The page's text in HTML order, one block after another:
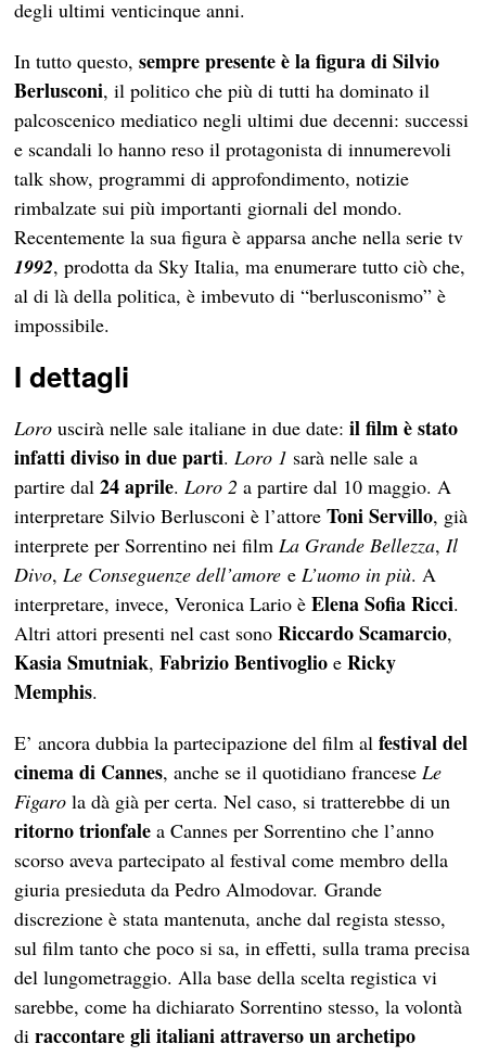
degli ultimi venticinque anni.
In tutto questo,sempre presente è la figura di Silvio
Berlusconi, il politico che più di tutti ha dominato il
palcoscenico mediatico negli ultimi due decenni: successi
e scandali lo hanno reso il protagonista di innumerevoli
talk show, programmi di approfondimento, notizie
rimbalzate sui più importanti giornali del mondo.
Recentemente la sua figura è apparsa anche nella serie tv
1992, prodotta da Sky Italia, ma enumerare tutto ciò che,
al di là della politica, è imbevuto di “berlusconismo” è
impossibile.
I dettagli
Loro uscirà nelle sale italiane in due date: il film è stato
infatti diviso in due parti.Loro 1 sarà nelle sale a
partire dal24 aprile.Loro 2 a partire dal 10 maggio. A
interpretare Silvio Berlusconi è l’attore Toni Servillo, già
interprete per Sorrentino nei filmLa Grande Bellezza,Il
Divo,Le Conseguenze dell’amore eL’uomo in più. A
interpretare, invece, Veronica Lario èElena Sofia Ricci.
Altri attori presenti nel cast sonoRiccardo Scamarcio,
Kasia Smutniak,Fabrizio Bentivoglio eRicky
Memphis.
E’ ancora dubbia la partecipazione del film al festival del
cinema di Cannes, anche se il quotidiano franceseLe
Figaro la dà già per certa. Nel caso, si tratterebbe di un
ritorno trionfale a Cannes per Sorrentino che l’anno
scorso aveva partecipato al festival come membro della
giuria presieduta da Pedro Almodovar. Grande
discrezione è stata mantenuta, anche dal regista stesso,
sul film tanto che poco si sa, in effetti, sulla trama precisa
del lungometraggio. Alla base della scelta registica vi
sarebbe, come ha dichiarato Sorrentino stesso, la volontà
diraccontare gli italiani attraverso un archetipo